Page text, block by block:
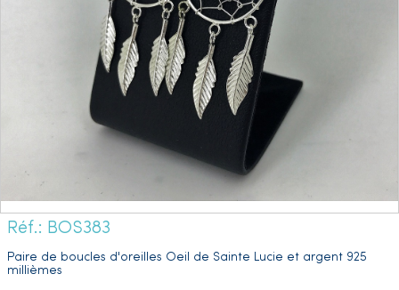
Réf.: BOS383
Paire de boucles d'oreilles Oeil de Sainte Lucie et argent 925
millièmes